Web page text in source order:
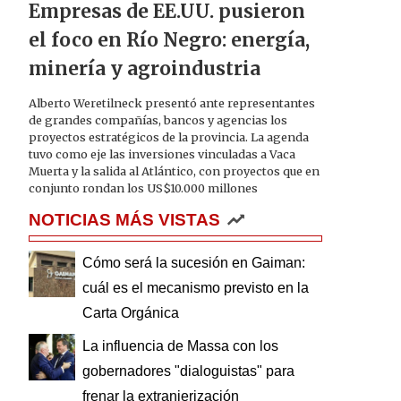
Empresas de EE.UU. pusieron
el foco en Río Negro: energía,
minería y agroindustria
Alberto Weretilneck presentó ante representantes
de grandes compañías, bancos y agencias los
proyectos estratégicos de la provincia. La agenda
tuvo como eje las inversiones vinculadas a Vaca
Muerta y la salida al Atlántico, con proyectos que en
conjunto rondan los US$10.000 millones
NOTICIAS MÁS VISTAS
Cómo será la sucesión en Gaiman:
cuál es el mecanismo previsto en la
Carta Orgánica
La influencia de Massa con los
gobernadores "dialoguistas" para
frenar la extranjerización